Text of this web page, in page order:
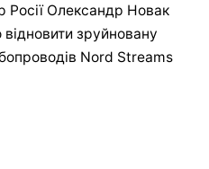
Росії Олександр Новак
зруйновану
Nord Streams